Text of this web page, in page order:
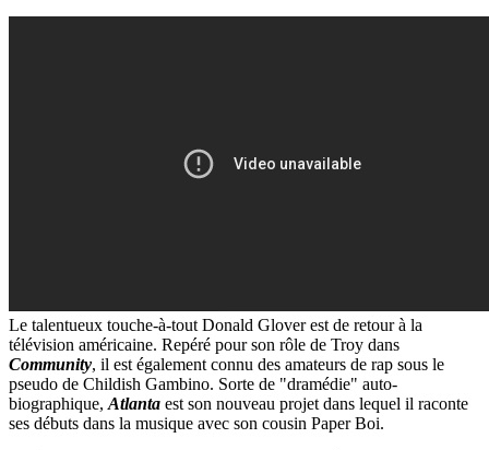
Le talentueux touche-à-tout Donald Glover est de retour à la
télévision américaine. Repéré pour son rôle de Troy dans
Community, il est également connu des amateurs de rap sous le
pseudo de Childish Gambino. Sorte de "dramédie" auto-
biographique, Atlanta est son nouveau projet dans lequel il raconte
ses débuts dans la musique avec son cousin Paper Boi.